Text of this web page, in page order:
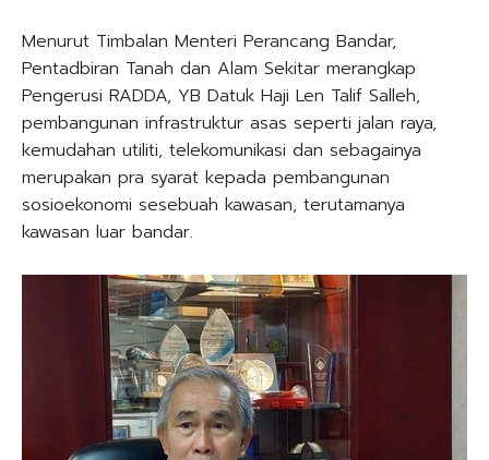
Menurut Timbalan Menteri Perancang Bandar,
Pentadbiran Tanah dan Alam Sekitar merangkap
Pengerusi RADDA, YB Datuk Haji Len Talif Salleh,
pembangunan infrastruktur asas seperti jalan raya,
kemudahan utiliti, telekomunikasi dan sebagainya
merupakan pra syarat kepada pembangunan
sosioekonomi sesebuah kawasan, terutamanya
kawasan luar bandar.